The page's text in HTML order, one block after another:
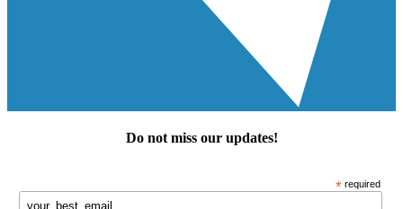
Do not miss our updates!
* required